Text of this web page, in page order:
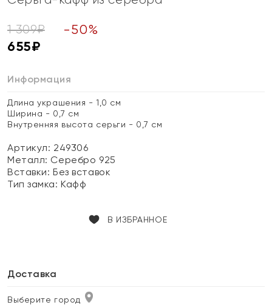
1 309₽ -50%
655₽
Информация
Длина украшения - 1,0 см
Ширина - 0,7 см
Внутренняя высота серьги - 0,7 см
Артикул: 249306
Металл: Серебро 925
Вставки:Без вставок
Тип замка:Кафф
В ИЗБРАННОЕ
Доставка
Выберите город